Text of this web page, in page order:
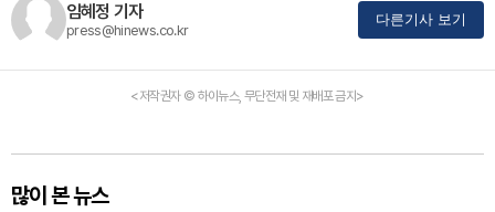
임혜정 기자
press@hinews.co.kr
다른기사 보기
<저작권자 © 하이뉴스, 무단전재 및 재배포 금지>
많이 본 뉴스